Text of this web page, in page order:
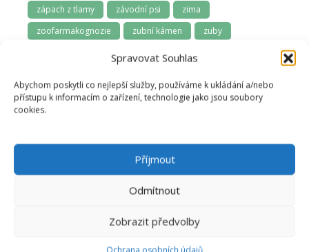
Spravovat Souhlas
Abychom poskytli co nejlepší služby, používáme k ukládání a/nebo
přístupu k informacím o zařízení, technologie jako jsou soubory
cookies.
Příjmout
Odmítnout
Zobrazit předvolby
Ochrana osobních údajů
zápach z tlamy
závodní psi
zima
zoofarmakognozie
zubní kámen
zuby
zúžená průdušnice
Recenzent